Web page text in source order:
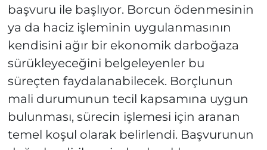
başvuru ile başlıyor. Borcun ödenmesinin
ya da haciz işleminin uygulanmasının
kendisini ağır bir ekonomik darboğaza
sürükleyeceğini belgeleyenler bu
süreçten faydalanabilecek. Borçlunun
mali durumunun tecil kapsamına uygun
bulunması, sürecin işlemesi için aranan
temel koşul olarak belirlendi. Başvurunun